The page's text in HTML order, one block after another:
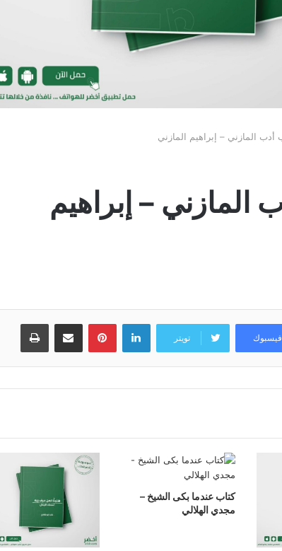
أدب المازني – إبراهيم المازني
المازني – إبراهيم
فيسبوك تويتر
لينكدإن بينتيريستمشاركة عبر البريد طباعة
كتاب عندما بكى الشيخ –
مجدي الهلالي